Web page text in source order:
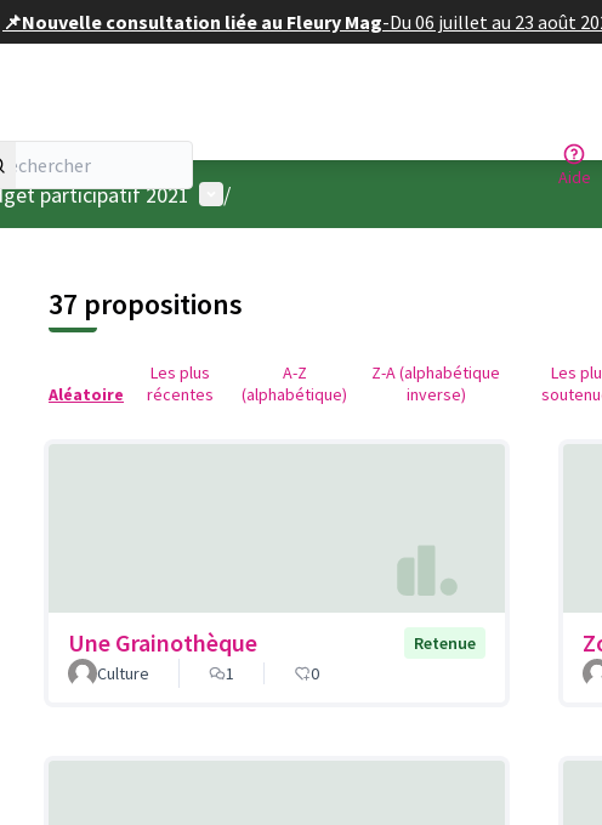
📌Nouvelle consultation liée au Fleury Mag-Du 06 juillet au 23 août
Aide
participatif 2021 Menu utilisateur
/
37 propositions
Aléatoire
Les plus
récentes
A-Z
(alphabétique)
Z-A (alphabétique
inverse)
Les
Une Grainothèque
Retenue
Culture
1 0